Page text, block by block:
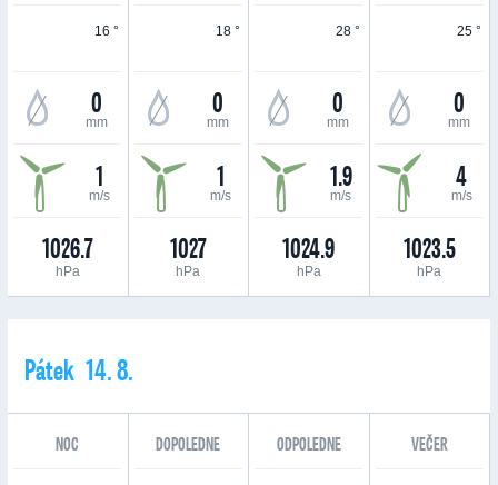
16 °
0
mm
1
m/s
1026.7
hPa
18 °
0
mm
1
m/s
1027
hPa
28 °
0
mm
1.9
m/s
1024.9
hPa
25 °
0
mm
4
m/s
1023.5
hPa
Pátek 14. 8.
NOC DOPOLEDNE ODPOLEDNE VEČER